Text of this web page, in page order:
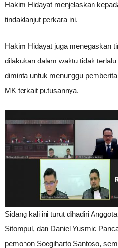
Hakim Hidayat menjelaskan
tindaklanjut perkara ini.
Hakim Hidayat juga menegaskan
dilakukan dalam waktu tidak
diminta untuk menunggu
MK terkait putusannya.
Sidang kali ini turut dihadiri
Sitompul, dan Daniel Yusmic
pemohon Soegiharto Santoso,